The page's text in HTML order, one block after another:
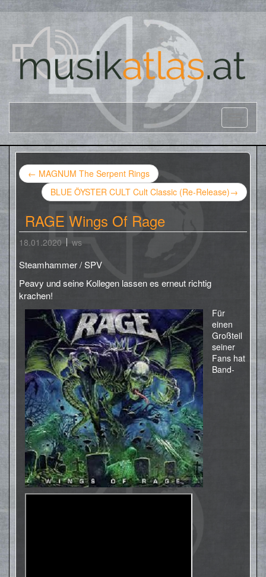
← MAGNUM The Serpent Rings
BLUE ÖYSTER CULT Cult Classic (Re-Release)→
RAGE Wings Of Rage
18.01.2020 ws
Steamhammer / SPV
Peavy und seine Kollegen lassen es erneut richtig
krachen!
Für
einen
Großteil
seiner
Fans hat
Band-